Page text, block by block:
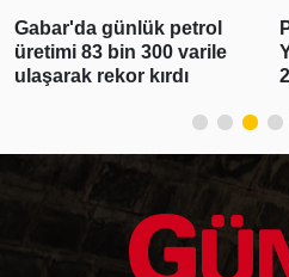
Gabar'da günlük petrol
üretimi 83 bin 300 varile
ulaşarak rekor kırdı